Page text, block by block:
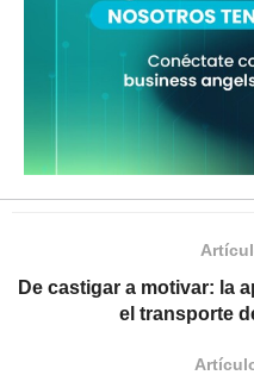
De castigar a motivar: la
el transporte